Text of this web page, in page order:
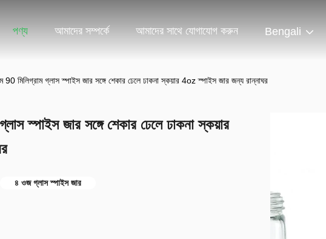
পণ্য আমাদের সম্পর্কে আমাদের সাথে যোগাযোগ করুন Bengali
90 মিলিগ্রাম গ্লাস স্পাইস জার সঙ্গে শেকার ঢেলে ঢাকনা স্কয়ার 4oz স্পাইস জার জন্য রান্নাঘর
স্পাইস জার সঙ্গে শেকার ঢেলে ঢাকনা স্কয়ার
৪ ওজ গ্লাস স্পাইস জার